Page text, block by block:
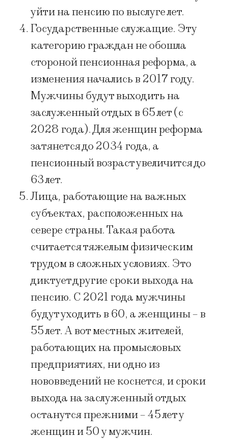
уйти на пенсию по выслуге лет.
Государственные служащие. Эту
категорию граждан не обошла
стороной пенсионная реформа, а
изменения начались в 2017 году.
Мужчины будут выходить на
заслуженный отдых в 65 лет (с
2028 года). Для женщин реформа
затянется до 2034 года, а
пенсионный возраст увеличится до
63 лет.
Лица, работающие на важных
субъектах, расположенных на
севере страны. Такая работа
считается тяжелым физическим
трудом в сложных условиях. Это
диктует другие сроки выхода на
пенсию. С 2021 года мужчины
будут уходить в 60, а женщины – в
55 лет. А вот местных жителей,
работающих на промысловых
предприятиях, ни одно из
нововведений не коснется, и сроки
выхода на заслуженный отдых
останутся прежними – 45 лет у
женщин и 50 у мужчин.